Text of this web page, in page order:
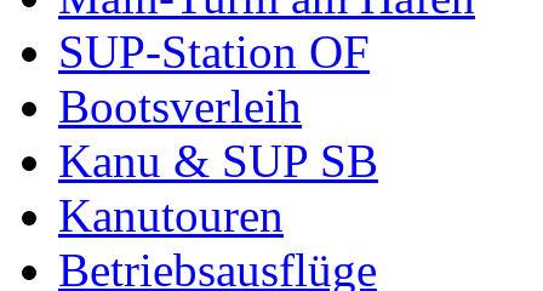
SUP-Station OF
Bootsverleih
Kanu & SUP SB
Kanutouren
Betriebsausflüge